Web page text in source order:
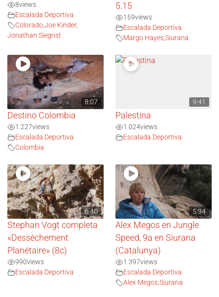
8views
Escalada Deportiva
Colorado,Joe Kinder,
Jonathan Siegrist
5.15
159views
Escalada Deportiva
Margo Hayes,Siurana
8:07
Destino Colombia
1.227views
Escalada Deportiva
Colombia
9:41
Palestina
1.024views
Escalada Deportiva
6:40
Stephan Vogt completa
«Dessèchement
Planétaire» (8c)
990views
Escalada Deportiva
5:34
Alex Megos en Jungle
Speed, 9a en Siurana
(Catalunya)
1.397views
Escalada Deportiva
Alex Megos,Siurana